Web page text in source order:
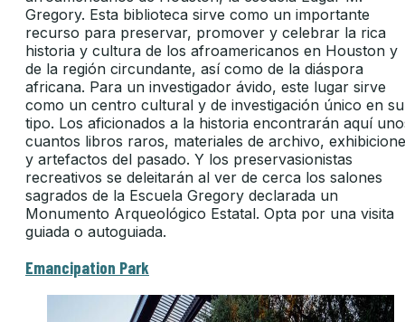
Gregory. Esta biblioteca sirve como un importante
recurso para preservar, promover y celebrar la rica
historia y cultura de los afroamericanos en Houston y
de la región circundante, así como de la diáspora
africana. Para un investigador ávido, este lugar sirve
como un centro cultural y de investigación único en su
tipo. Los aficionados a la historia encontrarán aquí
cuantos libros raros, materiales de archivo,
y artefactos del pasado. Y los preservasionistas
recreativos se deleitarán al ver de cerca los salones
sagrados de la Escuela Gregory declarada un
Monumento Arqueológico Estatal. Opta por una visita
guiada o autoguiada.
Emancipation Park